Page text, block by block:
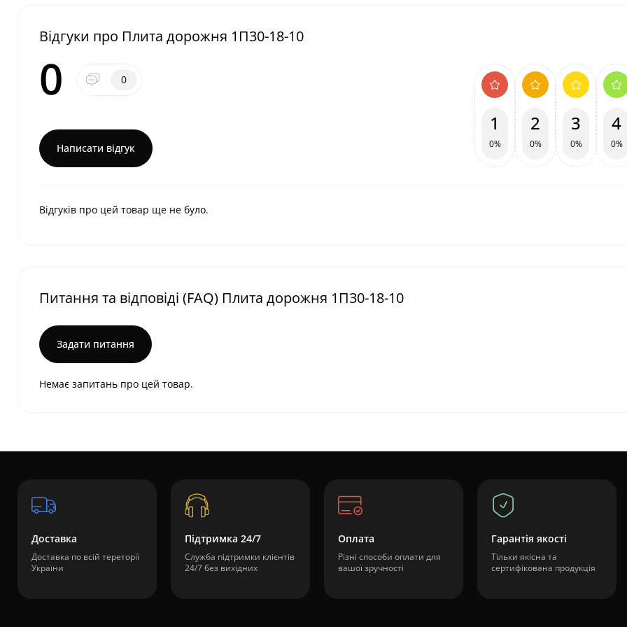
Відгуки про Плита дорожня 1П30-18-10
0 0
Написати відгук
1
0%
2
0%
3
0%
4
0%
Відгуків про цей товар ще не було.
Питання та відповіді (FAQ) Плита дорожня 1П30-18-10
Задати питання
Немає запитань про цей товар.
Доставка
Доставка по всій тереторії
України
Підтримка 24/7
Служба підтримки клієнтів
24/7 без вихідних
Оплата
Різні способи оплати для
вашої зручності
Гарантія якості
Тільки якісна та
сертифікована продукція